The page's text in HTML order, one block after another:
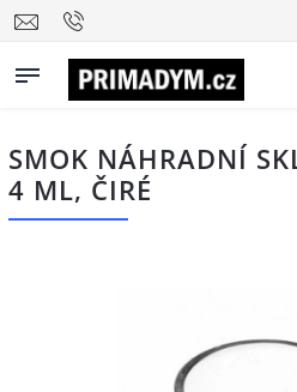
SMOK NÁHRADNÍ
4 ML, ČIRÉ